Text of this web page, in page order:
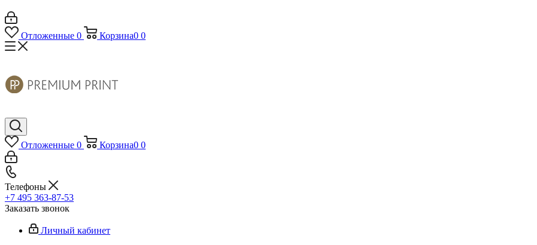
Отложенные 0 Корзина0 0
Отложенные 0 Корзина0 0
Телефоны
+7 495 363-87-53
Заказать звонок
Личный кабинет